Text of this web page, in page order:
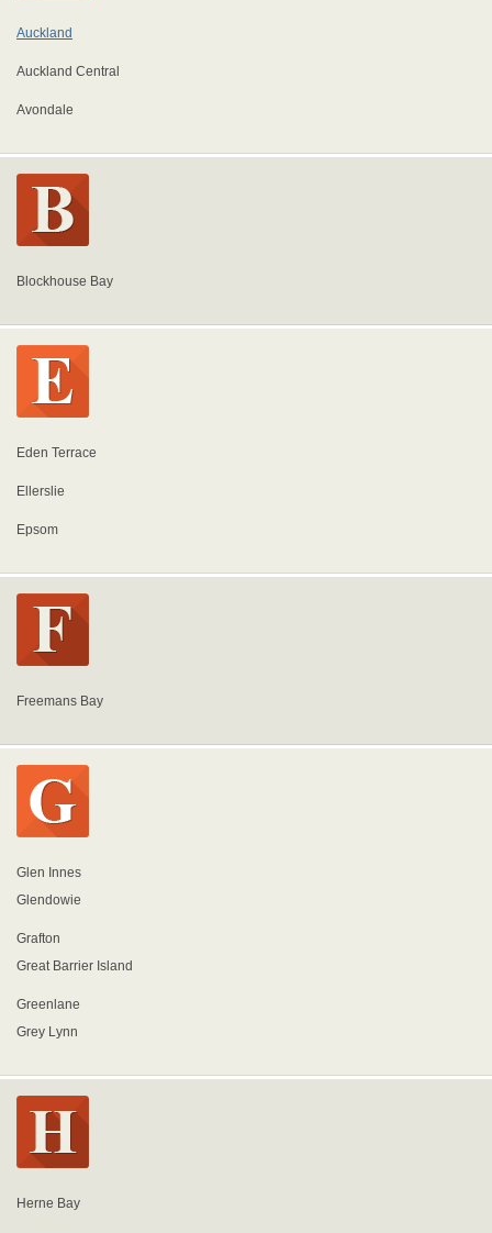
Auckland
Auckland Central
Avondale
Blockhouse Bay
Eden Terrace
Ellerslie
Epsom
Freemans Bay
Glen Innes
Glendowie
Grafton
Great Barrier Island
Greenlane
Grey Lynn
Herne Bay